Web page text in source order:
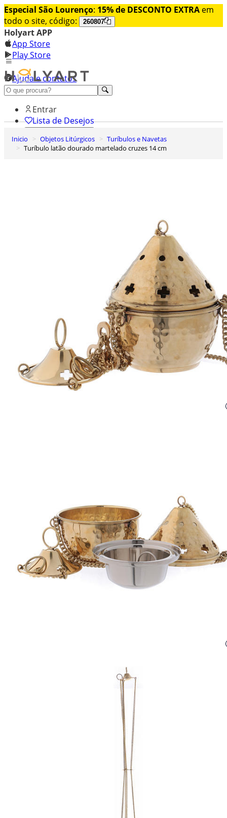
Especial São Lourenço: 15% de DESCONTO EXTRA em
todo o site, código:
260807
Holyart APP
App Store
Play Store
Ajuda e contatos
Conheça premium
Entrar
Lista de Desejos
0
Carrinho de Compras
Inicio Objetos Litúrgicos
Turíbulos e Navetas
Turíbulo latão dourado martelado cruzes 14 cm